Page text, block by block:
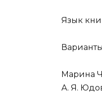
Язык
Марина
А. Я.